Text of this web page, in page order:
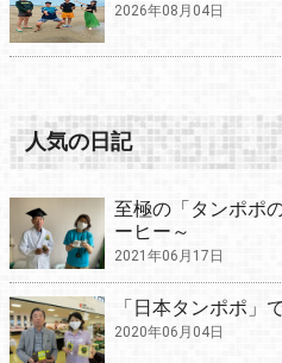
2026年08月04日
人気の日記
至極の「タンポポ
ーヒー～
2021年06月17日
「日本タンポポ」
2020年06月04日